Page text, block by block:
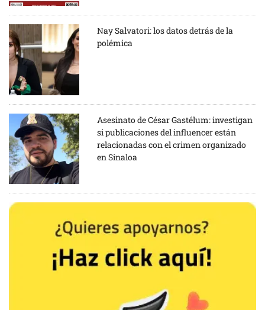
Nay Salvatori: los datos detrás de la
polémica
Asesinato de César Gastélum: investigan
si publicaciones del influencer están
relacionadas con el crimen organizado
en Sinaloa